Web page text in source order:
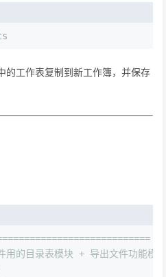
的工作表复制到新工作簿，并保存
用的目录表模块 + 导出文件功能模块